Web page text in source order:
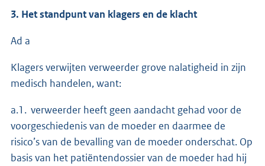
3. Het standpunt van klagers en de klacht
Ad a
Klagers verwijten verweerder grove nalatigheid in zijn
medisch handelen, want:
a.1. verweerder heeft geen aandacht gehad voor de
voorgeschiedenis van de moeder en daarmee de
risico’s van de bevalling van de moeder onderschat. Op
basis van het patiëntendossier van de moeder had hij